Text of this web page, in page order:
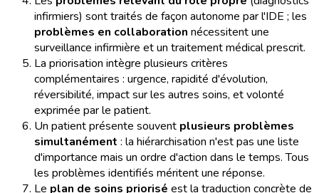
infirmiers) sont traités de façon autonome par l'IDE ; les
problèmes en collaboration nécessitent une
surveillance infirmière et un traitement médical prescrit.
La priorisation intègre plusieurs critères
complémentaires : urgence, rapidité d'évolution,
réversibilité, impact sur les autres soins, et volonté
exprimée par le patient.
Un patient présente souvent plusieurs problèmes
simultanément : la hiérarchisation n'est pas une liste
d'importance mais un ordre d'action dans le temps. Tous
les problèmes identifiés méritent une réponse.
Le plan de soins priorisé est la traduction concrète de